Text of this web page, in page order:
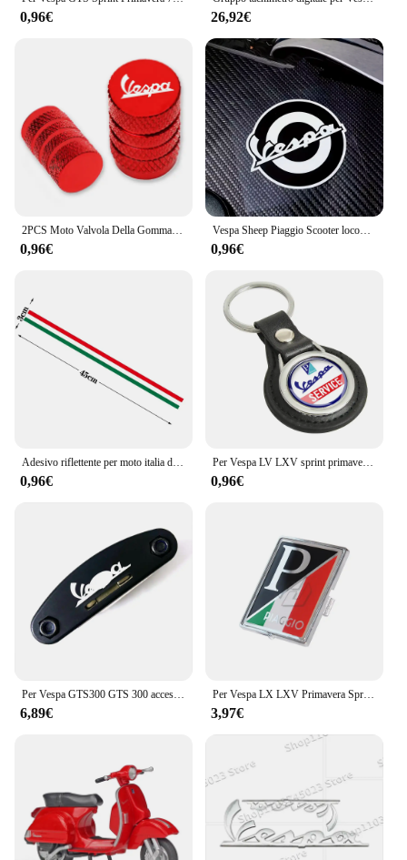
0,96€ 26,92€
2PCS Moto Valvola Della Gomma Della Gomma Tappi Stelo CNC Coperture Ermetiche Per Piaggio Vespa GTS GTV LX 60 125 250 300 Primavera Sprint
0,96€
Vespa Sheep Piaggio Scooter locomotiva Sticker Retro Car Sticker Color Car Label Sticker riflettente impermeabile
0,96€
Adesivo riflettente per moto italia decalcomania per Vespa Piaggio Zip Mp3 Beverly Hydro Dipping Film Spirit Beast accessori per Medley
0,96€
Per Vespa LV LXV sprint primavera 50 125 150 200 300 300ie S sportsportachiavi portachiavi
0,96€
Per Vespa GTS300 GTS 300 accessori GTV LX PX LT accessori moto strumento multifunzione riparazione 16 funzioni Set di cacciaviti
6,89€
Per Vespa LX LXV Primavera Sprint GTV GTS Super 946 50-300cc accessori per Scooter emblema anteriore
3,97€